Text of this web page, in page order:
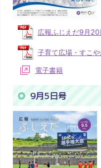
広報ふじえだ9月
子育て広場・すこ
電子書籍
9月5日号